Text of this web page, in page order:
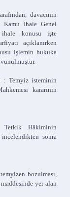
davacının
Kamu İhale Genel
ihale konusu işte
açıklanırken
işlemin hukuka
: Temyiz isteminin
kararının
Tetkik Hâkiminin
sonra
bozulması,
yer alan